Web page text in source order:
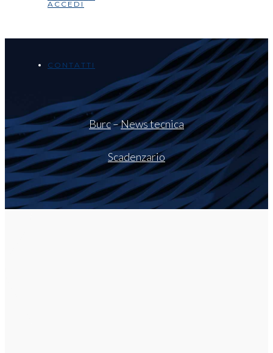
ACCEDI
CONTATTI
Burc–News tecnica
Scadenzario